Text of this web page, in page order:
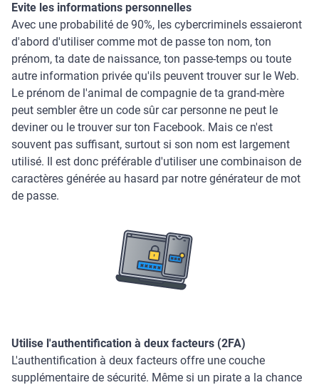
Evite les informations personnelles
Avec une probabilité de 90%, les cybercriminels essaieront
d'abord d'utiliser comme mot de passe ton nom, ton
prénom, ta date de naissance, ton passe-temps ou toute
autre information privée qu'ils peuvent trouver sur le Web.
Le prénom de l'animal de compagnie de ta grand-mère
peut sembler être un code sûr car personne ne peut le
deviner ou le trouver sur ton Facebook. Mais ce n'est
souvent pas suffisant, surtout si son nom est largement
utilisé. Il est donc préférable d'utiliser une combinaison de
caractères générée au hasard par notre générateur de mot
de passe.
Utilise l'authentification à deux facteurs (2FA)
L'authentification à deux facteurs offre une couche
supplémentaire de sécurité. Même si un pirate a la chance